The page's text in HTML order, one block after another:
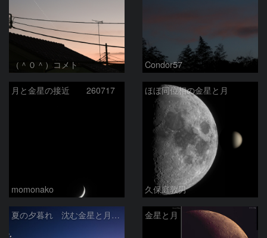
（＾０＾）コメト Condor57
月と金星の接近 260717
momonako
ほぼ同位相の金星と月
久保庭敦男
夏の夕暮れ 沈む金星と月 2026/7/20 金星と月